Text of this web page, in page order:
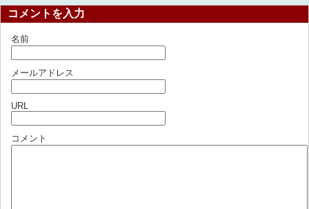
コメントを入力
名前
メールアドレス
URL
コメント